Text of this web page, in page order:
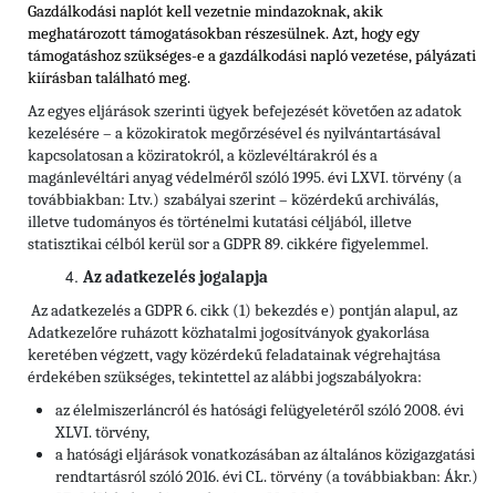
Gazdálkodási naplót kell vezetnie mindazoknak, akik
meghatározott támogatásokban részesülnek. Azt, hogy egy
támogatáshoz szükséges-e a gazdálkodási napló vezetése, pályázati
kiírásban található meg.
Az egyes eljárások szerinti ügyek befejezését követően az adatok
kezelésére – a közokiratok megőrzésével és nyilvántartásával
kapcsolatosan a köziratokról, a közlevéltárakról és a
magánlevéltári anyag védelméről szóló 1995. évi LXVI. törvény (a
továbbiakban: Ltv.) szabályai szerint – közérdekű archiválás,
illetve tudományos és történelmi kutatási céljából, illetve
statisztikai célból kerül sor a GDPR 89. cikkére figyelemmel.
Az adatkezelés jogalapja
Az adatkezelés a GDPR 6. cikk (1) bekezdés e) pontján alapul, az
Adatkezelőre ruházott közhatalmi jogosítványok gyakorlása
keretében végzett, vagy közérdekű feladatainak végrehajtása
érdekében szükséges, tekintettel az alábbi jogszabályokra:
az élelmiszerláncról és hatósági felügyeletéről szóló 2008. évi
XLVI. törvény,
a hatósági eljárások vonatkozásában az általános közigazgatási
rendtartásról szóló 2016. évi CL. törvény (a továbbiakban: Ákr.)